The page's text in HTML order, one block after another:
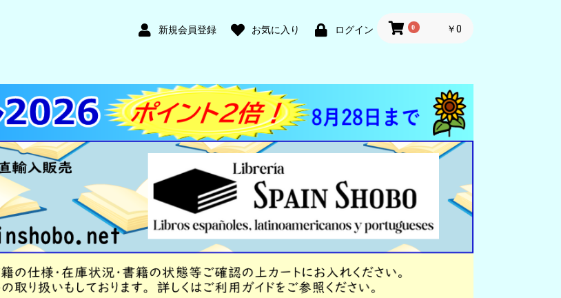
新規会員登録 お気に入り ログイン 0 ￥0